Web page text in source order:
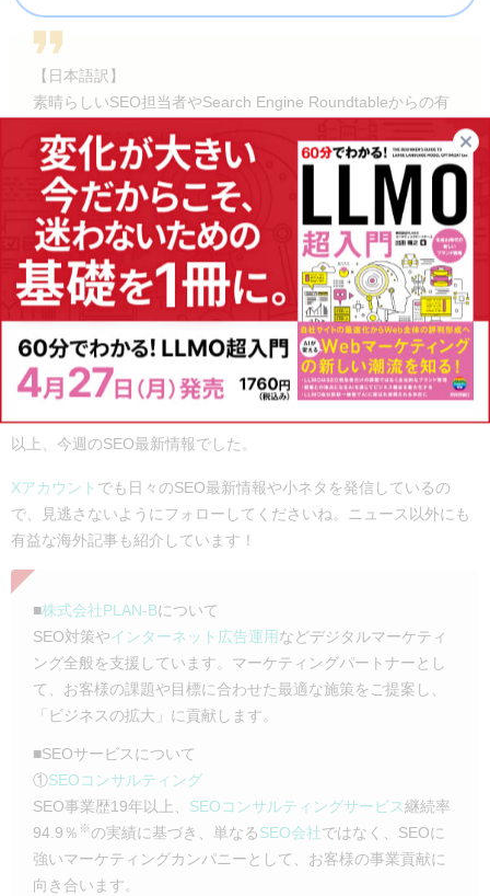
【日本語訳】
素晴らしいSEO担当者やSearch Engine Roundtableからの有
んでいます (そして、取り組むべきものを選ぶために、時には
難しい優先順位付けをしなければなりません。申し訳ありま
せん :-))。フィードバックをどんどん送ってください。
出典：
https://www.seroundtable.com/google-search-console-30-
mins-38818.html
さいごに
以上、今週のSEO最新情報でした。
Xアカウント でも日々のSEO最新情報や小ネタを発信しているの
で、見逃さないようにフォローしてくださいね。ニュース以外にも
有益な海外記事も紹介しています！
■株式会社PLAN-Bについて
SEO対策やインターネット広告運用 などデジタルマーケティ
ング全般を支援しています。マーケティングパートナーとし
て、お客様の課題や目標に合わせた最適な施策をご提案し、
「ビジネスの拡大」に貢献します。
■SEOサービスについて
①SEOコンサルティング
SEO事業歴19年以上、 SEOコンサルティングサービス継続率
94.9％ ※の実績に基づき、単なるSEO会社ではなく、SEOに
強いマーケティングカンパニーとして、お客様の事業貢献に
向き合います。